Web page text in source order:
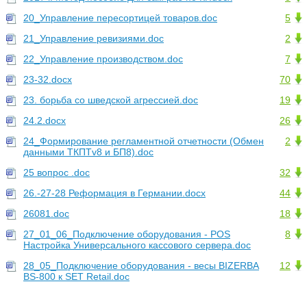
5
20_Управление пересортицей товаров.doc
2
21_Управление ревизиями.doc
7
22_Управление производством.doc
70
23-32.docx
19
23. борьба со шведской агрессией.doc
26
24.2.docx
2
24_Формирование регламентной отчетности (Обмен
данными ТКПТv8 и БП8).doc
32
25 вопрос .doc
44
26.-27-28 Реформация в Германии.docx
18
26081.doc
8
27_01_06_Подключение оборудования - POS
Настройка Универсального кассового сервера.doc
12
28_05_Подключение оборудования - весы BIZERBA
BS-800 к SET Retail.doc